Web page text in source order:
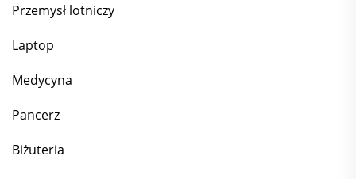
Przemysł lotniczy
Laptop
Medycyna
Pancerz
Biżuteria